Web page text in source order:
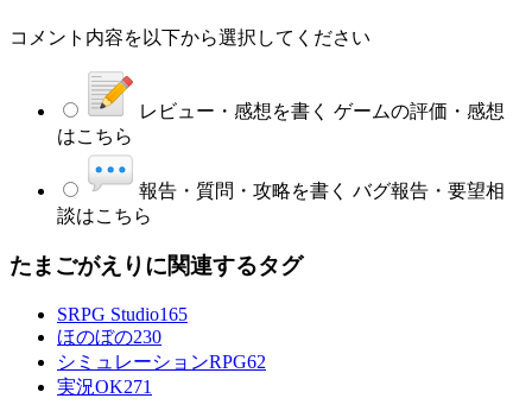
コメント内容を以下から選択してください
レビュー・感想を書く ゲームの評価・感想
はこちら
報告・質問・攻略を書く バグ報告・要望相
談はこちら
たまごがえりに関連するタグ
SRPG Studio165
ほのぼの230
シミュレーションRPG62
実況OK271